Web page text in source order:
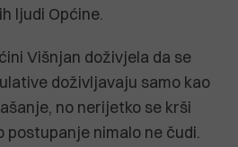
ljudi Općine.
Višnjan doživjela da se
doživljavaju samo kao
no nerijetko se krši
postupanje nimalo ne čudi.